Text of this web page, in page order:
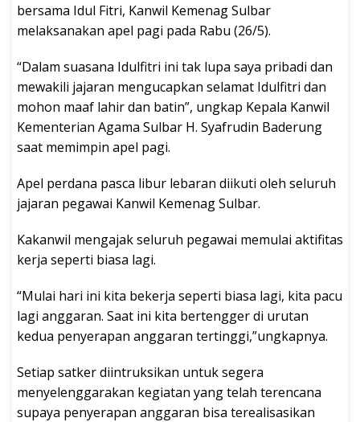
bersama Idul Fitri, Kanwil Kemenag Sulbar
melaksanakan apel pagi pada Rabu (26/5).
“Dalam suasana Idulfitri ini tak lupa saya pribadi dan
mewakili jajaran mengucapkan selamat Idulfitri dan
mohon maaf lahir dan batin”, ungkap Kepala Kanwil
Kementerian Agama Sulbar H. Syafrudin Baderung
saat memimpin apel pagi.
Apel perdana pasca libur lebaran diikuti oleh seluruh
jajaran pegawai Kanwil Kemenag Sulbar.
Kakanwil mengajak seluruh pegawai memulai aktifitas
kerja seperti biasa lagi.
“Mulai hari ini kita bekerja seperti biasa lagi, kita pacu
lagi anggaran. Saat ini kita bertengger di urutan
kedua penyerapan anggaran tertinggi,”ungkapnya.
Setiap satker diintruksikan untuk segera
menyelenggarakan kegiatan yang telah terencana
supaya penyerapan anggaran bisa terealisasikan